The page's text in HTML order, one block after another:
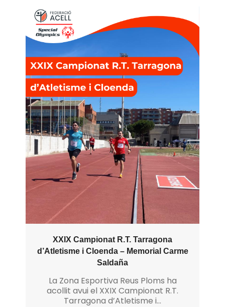
XXIX Campionat R.T. Tarragona
d’Atletisme i Cloenda – Memorial Carme
Saldaña
La Zona Esportiva Reus Ploms ha
acollit avui el XXIX Campionat R.T.
Tarragona d’Atletisme i...